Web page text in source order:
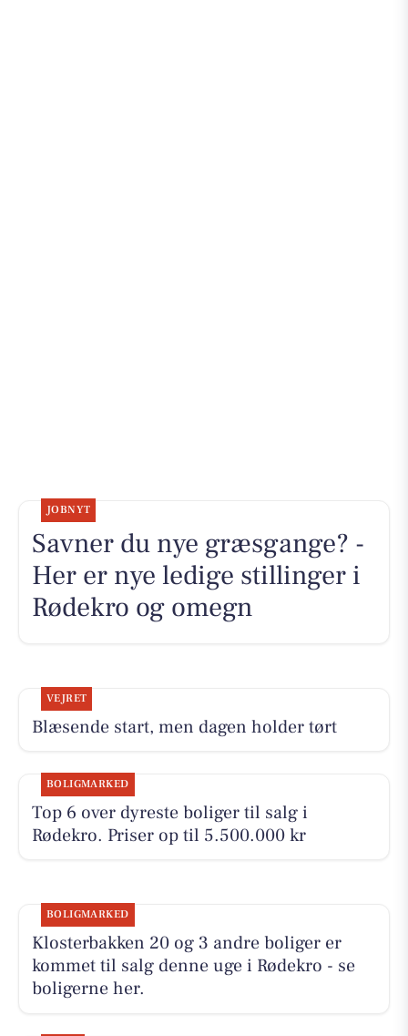
JOBNYT
Savner du nye græsgange? -
Her er nye ledige stillinger i
Rødekro og omegn
VEJRET
Blæsende start, men dagen holder tørt
BOLIGMARKED
Top 6 over dyreste boliger til salg i
Rødekro. Priser op til 5.500.000 kr
BOLIGMARKED
Klosterbakken 20 og 3 andre boliger er
kommet til salg denne uge i Rødekro - se
boligerne her.